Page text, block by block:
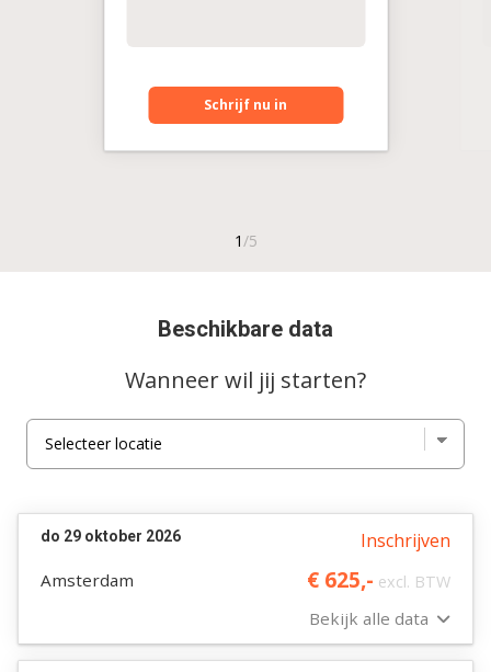
Schrijf nu in
Beschikbare data
Wanneer wil jij starten?
do 29 oktober 2026
Amsterdam
Inschrijven
Bekijk alle data
€ 625,- excl. BTW